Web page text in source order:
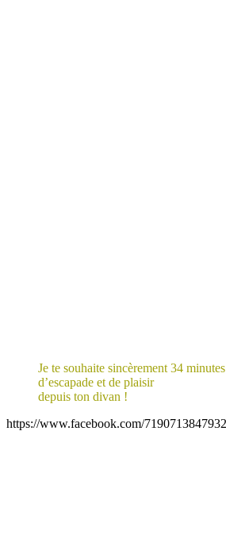
Je te souhaite sincèrement 34 minutes
d’escapade et de plaisir
depuis ton divan !
https://www.facebook.com/